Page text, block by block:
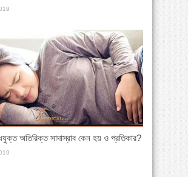
অতিরিক্ত সাদাস্রাব কেন হয় ও প্রতিকার?